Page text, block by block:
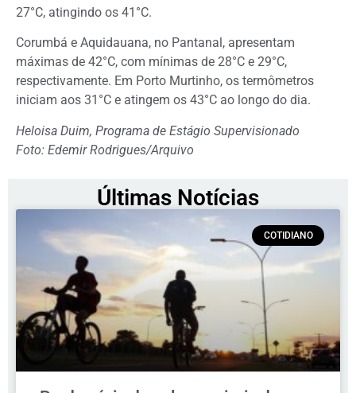
27°C, atingindo os 41°C.
Corumbá e Aquidauana, no Pantanal, apresentam
máximas de 42°C, com mínimas de 28°C e 29°C,
respectivamente. Em Porto Murtinho, os termômetros
iniciam aos 31°C e atingem os 43°C ao longo do dia.
Heloisa Duim, Programa de Estágio Supervisionado
Foto: Edemir Rodrigues/Arquivo
Últimas Notícias
COTIDIANO